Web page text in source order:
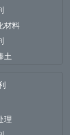
材料
土
理